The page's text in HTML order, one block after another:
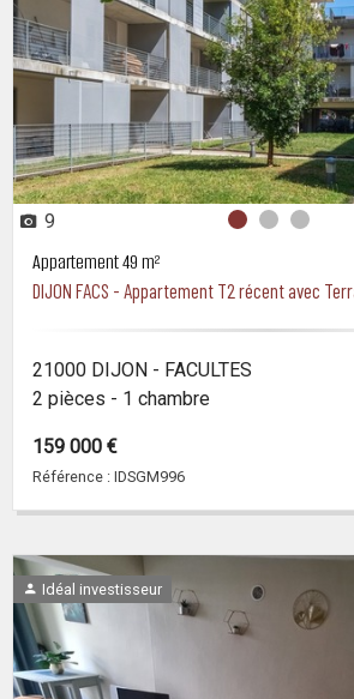
9 Photo 0
Photo 1Photo 2
Appartement 49 m²
DIJON FACS - Appartement T2 récent avec
21000 DIJON - FACULTES
2 pièces - 1 chambre
159 000 €
Référence : IDSGM996
Idéal investisseur